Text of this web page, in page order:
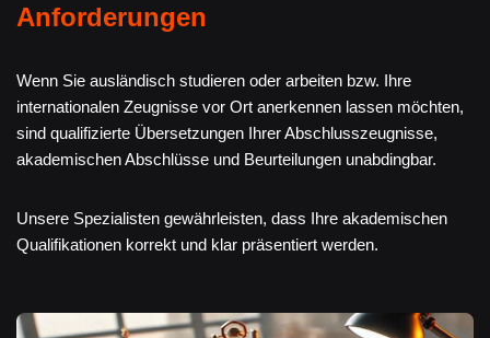
Anforderungen
Wenn Sie ausländisch studieren oder arbeiten bzw. Ihre
internationalen Zeugnisse vor Ort anerkennen lassen möchten,
sind qualifizierte Übersetzungen Ihrer Abschlusszeugnisse,
akademischen Abschlüsse und Beurteilungen unabdingbar.
Unsere Spezialisten gewährleisten, dass Ihre akademischen
Qualifikationen korrekt und klar präsentiert werden.